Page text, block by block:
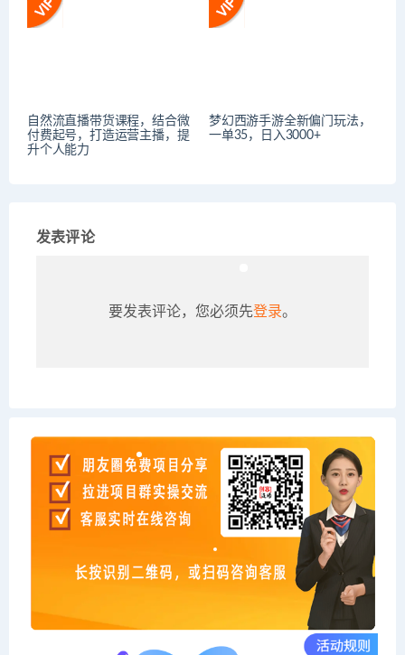
自然流直播带货课程，结合微
付费起号，打造运营主播，提
升个人能力
梦幻西游手游全新偏门玩法，
一单35，日入3000+
发表评论
要发表评论，您必须先登录。